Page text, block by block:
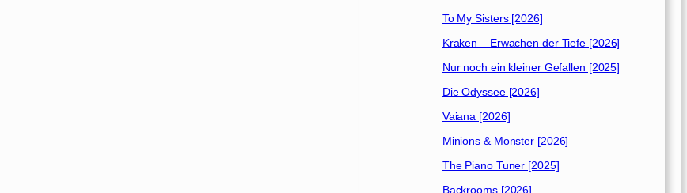
To My Sisters [2026]
Kraken – Erwachen der Tiefe [2026]
Nur noch ein kleiner Gefallen [2025]
Die Odyssee [2026]
Vaiana [2026]
Minions & Monster [2026]
The Piano Tuner [2025]
Backrooms [2026]